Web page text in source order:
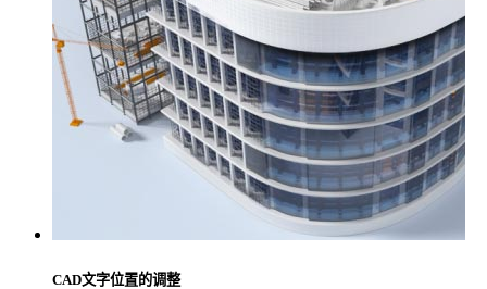
CAD文字位置的调整